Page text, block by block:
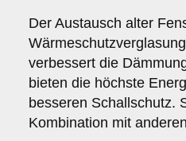
Der Austausch alter
verbessert die
bieten die höchste
besseren Schallschutz.
Kombination mit